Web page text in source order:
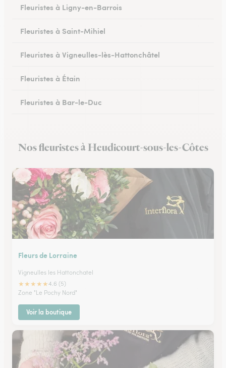
Fleuristes à Ligny-en-Barrois
Fleuristes à Saint-Mihiel
Fleuristes à Vigneulles-lès-Hattonchâtel
Fleuristes à Étain
Fleuristes à Bar-le-Duc
Fleuristes à Clermont-en-Argonne
Nos fleuristes à Heudicourt-sous-les-Côtes
Fleurs de Lorraine
Vigneulles les Hattonchatel
★★★★★4.6 (5)
Zone "Le Pochy Nord"
Voir la boutique